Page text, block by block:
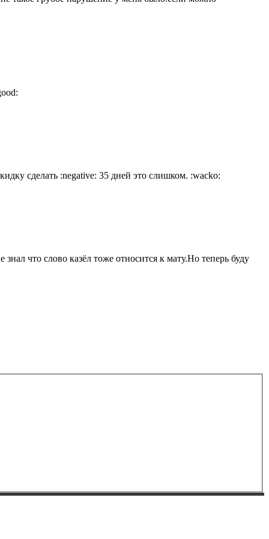
сделать :negative: 35 дней это слишком. :wacko:
что слово казёл тоже относится к мату.Но теперь буду